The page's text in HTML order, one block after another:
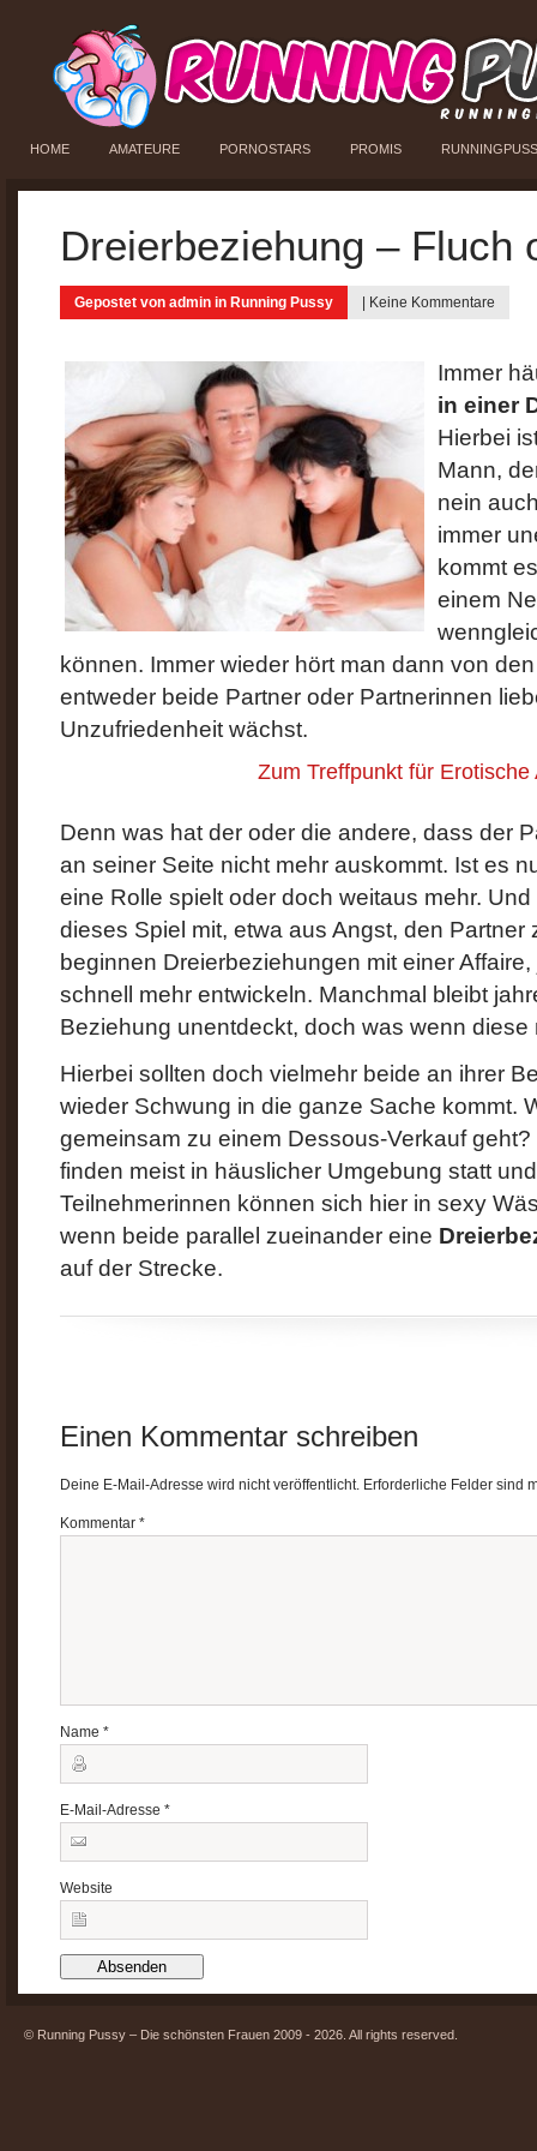
HOME AMATEURE PORNOSTARS PROMIS
Dreierbeziehung – Fluch
Gepostet von admin in Running Pussy Keine Kommentare
Immer
in einer
Hierbei
Mann,
nein
immer
kommt
einem
können. Immer wieder hört man dann von
entweder beide Partner oder Partnerinnen
Unzufriedenheit wächst.
Zum Treffpunkt für Erotische
Denn was hat der oder die andere, dass der
an seiner Seite nicht mehr auskommt. Ist es
eine Rolle spielt oder doch weitaus mehr.
dieses Spiel mit, etwa aus Angst, den Partner
beginnen Dreierbeziehungen mit einer
schnell mehr entwickeln. Manchmal bleibt
Beziehung unentdeckt, doch was wenn
Hierbei sollten doch vielmehr beide an ihrer
wieder Schwung in die ganze Sache kommt.
gemeinsam zu einem Dessous-Verkauf
finden meist in häuslicher Umgebung statt
Teilnehmerinnen können sich hier in sexy
wenn beide parallel zueinander eine
auf der Strecke.
Einen Kommentar schreiben
Deine E-Mail-Adresse wird nicht veröffentlicht. Erforderliche Felder sind
Kommentar *
Name *
E-Mail-Adresse *
Website
© Running Pussy – Die schönsten Frauen 2009 - 2026. All rights reserved.